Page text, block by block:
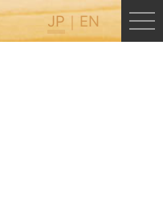
JP EN